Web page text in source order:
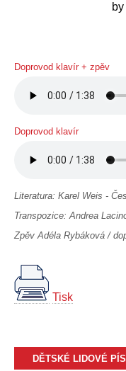
Doprovod klavír + zpěv
Doprovod klavír
Literatura: Karel Weis -
Transpozice: Andrea
Zpěv Adéla Rybáková /
Tisk
DĚTSKÉ LIDOVÉ